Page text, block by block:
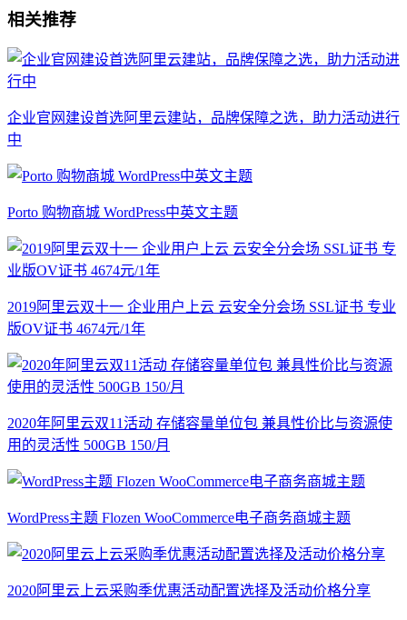
相关推荐
企业官网建设首选阿里云建站，品牌保障之选，助力活动进行
中
Porto 购物商城 WordPress中英文主题
2019阿里云双十一 企业用户上云 云安全分会场 SSL证书 专业
版OV证书 4674元/1年
2020年阿里云双11活动 存储容量单位包 兼具性价比与资源使
用的灵活性 500GB 150/月
WordPress主题 Flozen WooCommerce电子商务商城主题
2020阿里云上云采购季优惠活动配置选择及活动价格分享